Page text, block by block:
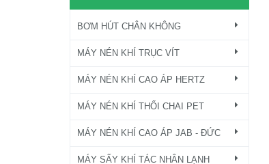
BƠM HÚT CHÂN KHÔNG
MÁY NÉN KHÍ TRỤC VÍT
MÁY NÉN KHÍ CAO ÁP HERTZ
MÁY NÉN KHÍ THỔI CHAI PET
MÁY NÉN KHÍ CAO ÁP JAB - ĐỨC
MÁY SẤY KHÍ TÁC NHÂN LẠNH